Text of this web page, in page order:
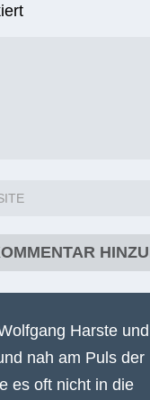
Harste und
nah am Puls der
es oft nicht in die